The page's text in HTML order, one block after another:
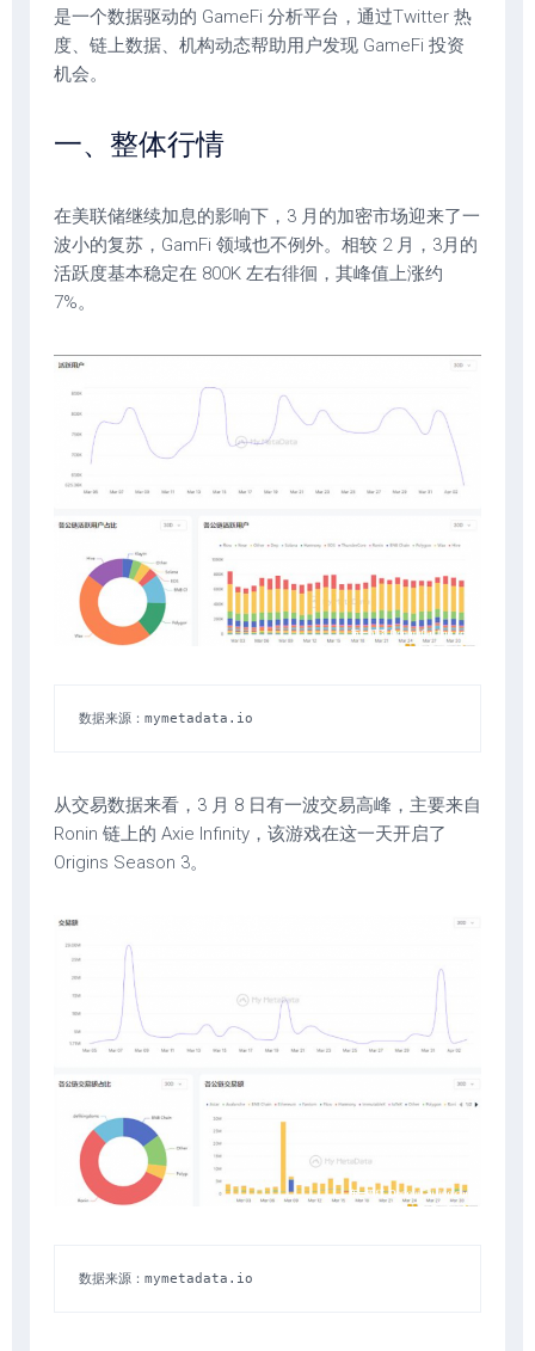
是一个数据驱动的 GameFi 分析平台，通过Twitter 热
度、链上数据、机构动态帮助用户发现 GameFi 投资
机会。
一、整体行情
在美联储继续加息的影响下，3 月的加密市场迎来了一
波小的复苏，GamFi 领域也不例外。相较 2 月，3月的
活跃度基本稳定在 800K 左右徘徊，其峰值上涨约
7%。
数据来源：mymetadata.io
从交易数据来看，3 月 8 日有一波交易高峰，主要来自
Ronin 链上的 Axie Infinity，该游戏在这一天开启了
Origins Season 3。
数据来源：mymetadata.io